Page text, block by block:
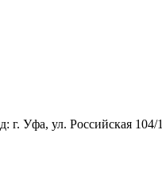
г. Уфа, ул. Российская 104/1